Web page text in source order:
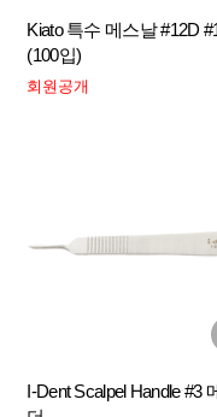
Kiato 특수 메스날 #12D
(100입)
회원공개
I-Dent Scalpel Handle #3